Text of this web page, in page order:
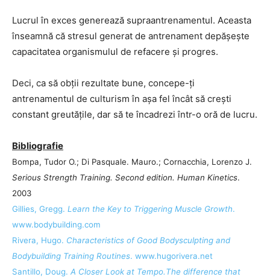
Lucrul în exces generează supraantrenamentul. Aceasta
înseamnă că stresul generat de antrenament depăşeşte
capacitatea organismulul de refacere şi progres.
Deci, ca să obţii rezultate bune, concepe-ţi
antrenamentul de culturism în aşa fel încât să creşti
constant greutăţile, dar să te încadrezi într-o oră de lucru.
Bibliografie
Bompa, Tudor O.; Di Pasquale. Mauro.; Cornacchia, Lorenzo J.
Serious Strength Training. Second edition. Human Kinetics.
2003
Gillies, Gregg. Learn the Key to Triggering Muscle Growth.
www.bodybuilding.com
Rivera, Hugo. Characteristics of Good Bodysculpting and
Bodybuilding Training Routines. www.hugorivera.net
Santillo, Doug. A Closer Look at Tempo.The difference that